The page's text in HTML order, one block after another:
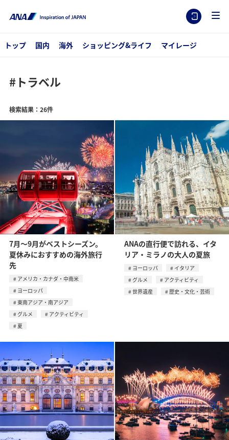
トップ 国内 海外 ショッピング&ライフ マイレージ
#トラベル
検索結果：26件
7月〜9月がベストシーズン。
夏休みにおすすめの海外旅行
先
アメリカ・カナダ・中南米
ヨーロッパ
東南アジア・南アジア
グルメ
アクティビティ
夏
ANAの直行便で訪れる、イタ
リア・ミラノの大人の夏旅
ヨーロッパ
イタリア
グルメ
アクティビティ
世界遺産
歴史・文化・芸術